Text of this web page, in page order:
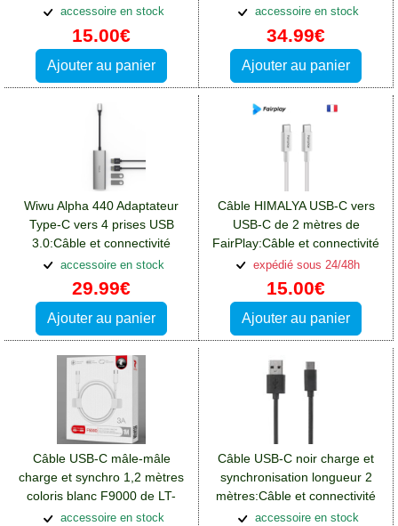
blanc:Câble et connectivité
Blackberry Key2
accessoire en stock
15.00€
Ajouter au panier
connectivité Blackberry Key2
accessoire en stock
34.99€
Ajouter au panier
Wiwu Alpha 440 Adaptateur
Type-C vers 4 prises USB
3.0:Câble et connectivité
Blackberry Key2
accessoire en stock
29.99€
Ajouter au panier
Câble HIMALYA USB-C vers
USB-C de 2 mètres de
FairPlay:Câble et connectivité
Blackberry Key2
expédié sous 24/48h
15.00€
Ajouter au panier
Câble USB-C mâle-mâle
charge et synchro 1,2 mètres
coloris blanc F9000 de LT-
Plus
accessoire en stock
Câble USB-C noir charge et
synchronisation longueur 2
mètres:Câble et connectivité
Blackberry Key2
accessoire en stock